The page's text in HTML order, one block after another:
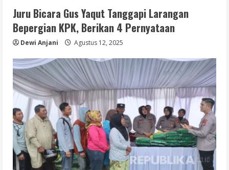
Juru Bicara Gus Yaqut Tanggapi Larangan
Bepergian KPK, Berikan 4 Pernyataan
Dewi Anjani Agustus 12, 2025